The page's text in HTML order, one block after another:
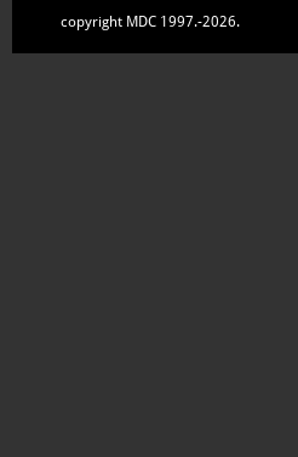
copyright MDC 1997.-2026.